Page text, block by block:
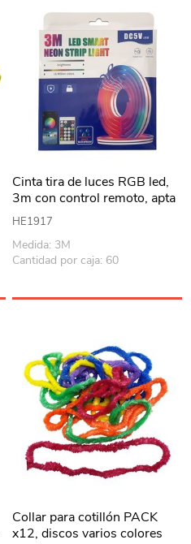
Cinta tira de luces RGB led,
3m con control remoto, apta
para exterior, neón con
música, en caja
HE1917
Medida: 3M
Cantidad por caja: 60
Collar para cotillón PACK
x12, discos varios colores